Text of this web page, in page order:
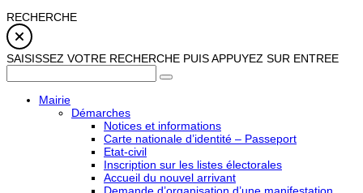
RECHERCHE
SAISISSEZ VOTRE RECHERCHE PUIS APPUYEZ SUR ENTREE
Mairie
Démarches
Notices et informations
Carte nationale d’identité – Passeport
Etat-civil
Inscription sur les listes électorales
Accueil du nouvel arrivant